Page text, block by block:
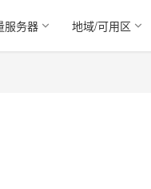
服务器 地域/可用区